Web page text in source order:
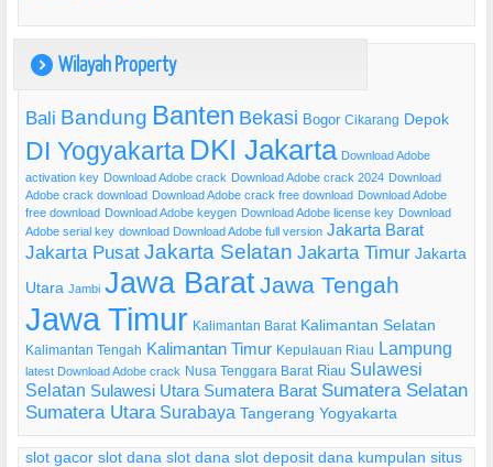
) Wilayah Property
Bali Bandung Banten Bekasi Bogor Cikarang Depok
DI Yogyakarta DKI Jakarta Download Adobe
activation key Download Adobe crack Download Adobe crack 2024 Download
Adobe crack download Download Adobe crack free download Download Adobe
free download Download Adobe keygen Download Adobe license key Download
Adobe serial key download Download Adobe full version Jakarta Barat
Jakarta Pusat Jakarta Selatan Jakarta Timur Jakarta
Utara Jambi Jawa BaratJawa Tengah
Jawa Timur Kalimantan Barat Kalimantan Selatan
Kalimantan Tengah Kalimantan Timur Kepulauan Riau Lampung
latest Download Adobe crack Nusa Tenggara Barat Riau Sulawesi
Selatan Sulawesi Utara Sumatera Barat Sumatera Selatan
Sumatera Utara Surabaya Tangerang Yogyakarta
slot gacor slot dana slot dana slot deposit dana kumpulan situs